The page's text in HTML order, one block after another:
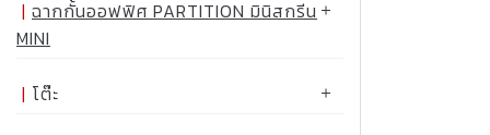
ฉากกั้นออฟฟิศ PARTITION มินิสกรีน
MINI
โต๊ะ